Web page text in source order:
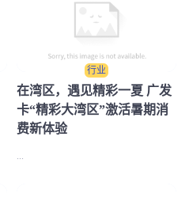
行业
在湾区，遇见精彩一夏 广发
卡“精彩大湾区”激活暑期消
费新体验